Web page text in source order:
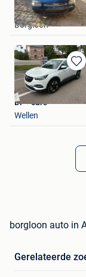
in
Mijn
berten l
Borgloon
in
Mijn
DF - cars
Wellen
borgloon auto in
Gerelateerde